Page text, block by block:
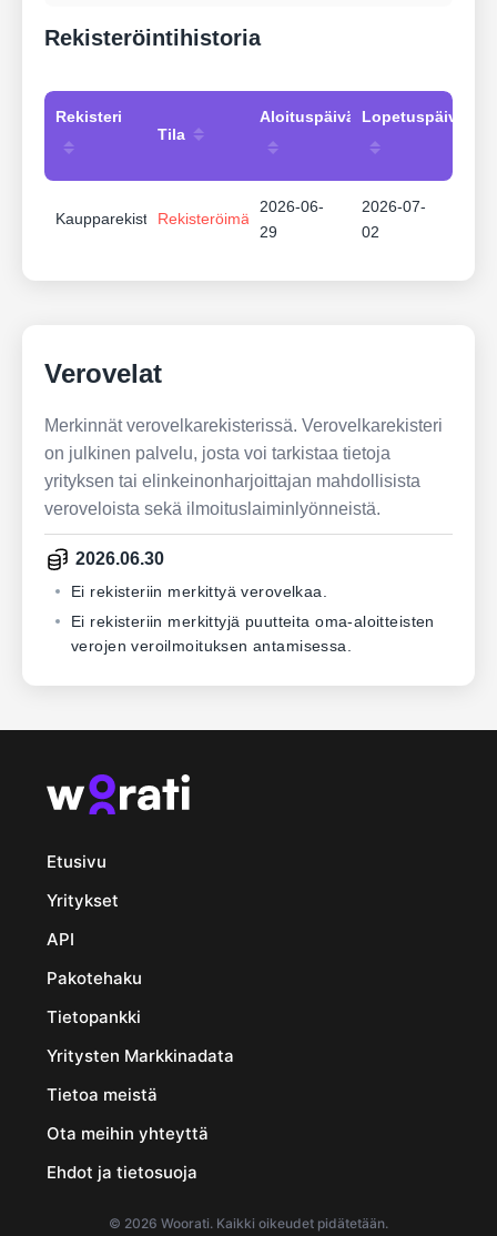
Rekisteröintihistoria
Rekisteri
Tila
Aloituspäivämäärä
KaupparekisteriRekisteröimätön
2026-06-
29
2026-07-
02
Verovelat
Merkinnät verovelkarekisterissä. Verovelkarekisteri
on julkinen palvelu, josta voi tarkistaa tietoja
yrityksen tai elinkeinonharjoittajan mahdollisista
veroveloista sekä ilmoituslaiminlyönneistä.
2026.06.30
Ei rekisteriin merkittyä verovelkaa.
Ei rekisteriin merkittyjä puutteita oma-aloitteisten
verojen veroilmoituksen antamisessa.
Etusivu
Yritykset
API
Pakotehaku
Tietopankki
Yritysten Markkinadata
Tietoa meistä
Ota meihin yhteyttä
Ehdot ja tietosuoja
© 2026 Woorati. Kaikki oikeudet pidätetään.